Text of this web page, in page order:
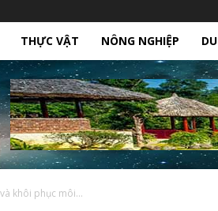
THỰC VẬT NÔNG NGHIỆP
khôi phục môi...